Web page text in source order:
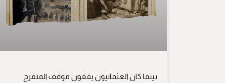
بينما كان العثمانيون يقفون موقف المتفرج